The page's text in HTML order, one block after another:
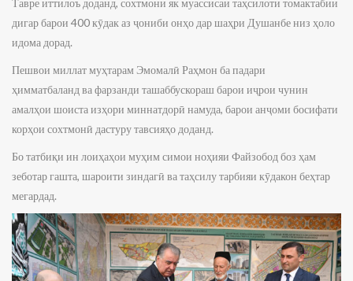
дигар барои 400 кӯдак аз ҷониби онҳо дар шаҳри Душанбе низ ҳоло
идома дорад.
Пешвои миллат муҳтарам Эмомалӣ Раҳмон ба падари
ҳимматбаланд ва фарзанди ташаббускораш барои иҷрои чунин
амалҳои шоиста изҳори миннатдорӣ намуда, барои анҷоми босифати
корҳои сохтмонӣ дастуру тавсияҳо доданд.
Бо татбиқи ин лоиҳаҳои муҳим симои ноҳияи Файзобод боз ҳам
зеботар гашта, шароити зиндагӣ ва таҳсилу тарбияи кӯдакон беҳтар
мегардад.